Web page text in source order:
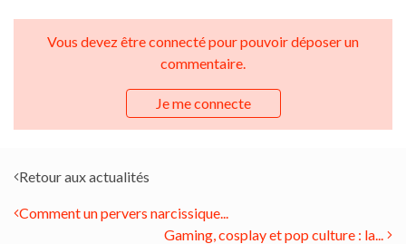
Vous devez être connecté pour pouvoir déposer un
commentaire.
Je me connecte
Retour aux actualités
Comment un pervers narcissique...
Gaming, cosplay et pop culture : la...